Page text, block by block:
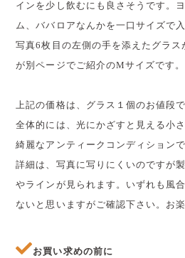
インを少し飲むにも良さそうです。
ム、ババロアなんかを一口サイズで
写真6枚目の左側の手を添えたグラス
が別ページでご紹介のMサイズです。
上記の価格は、グラス１個のお値段で
全体的には、光にかざすと見える小
綺麗なアンティークコンディションで
詳細は、写真に写りにくいのですが
やラインが見られます。いずれも風
ないと思いますがご確認下さい。お
お買い求めの前に